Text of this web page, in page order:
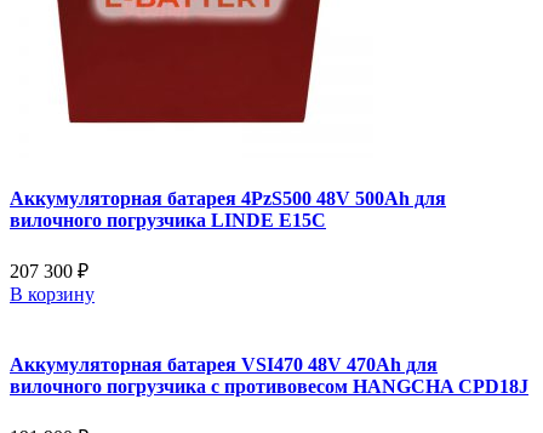
Аккумуляторная батарея 4PzS500 48V 500Ah для
вилочного погрузчика LINDE E15C
207 300 ₽
В корзину
Аккумуляторная батарея VSI470 48V 470Ah для
вилочного погрузчика с противовесом HANGCHA CPD18J